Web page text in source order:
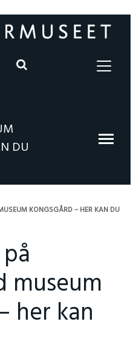
DU
KONGSGÅRD – HER KAN DU
museum
her kan